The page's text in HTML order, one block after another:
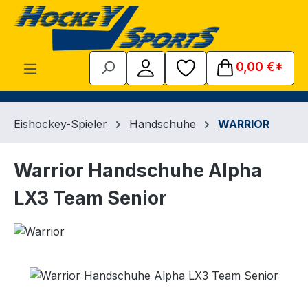
Zum Hauptinhalt springen
0,00 €*
Eishockey-Spieler Handschuhe WARRIOR
Warrior Handschuhe Alpha
LX3 Team Senior
Bildergalerie überspringen